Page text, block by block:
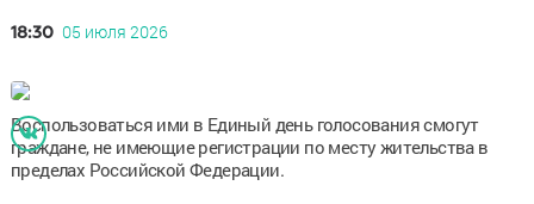
18:30 05 июля 2026
Воспользоваться ими в Единый день голосования смогут
граждане, не имеющие регистрации по месту жительства в
пределах Российской Федерации.